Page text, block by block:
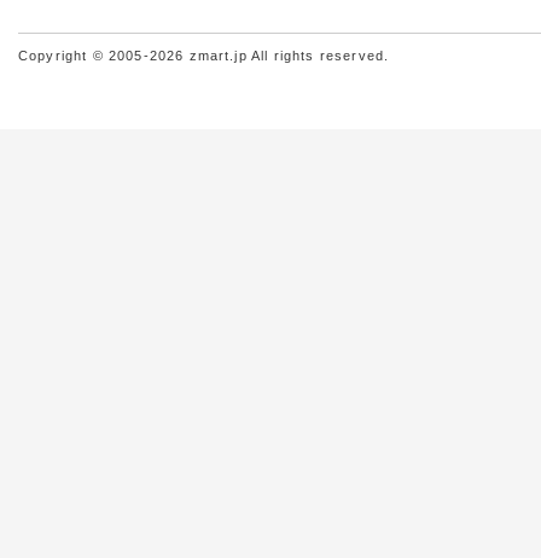
Copyright © 2005-2026 zmart.jp All rights reserved.